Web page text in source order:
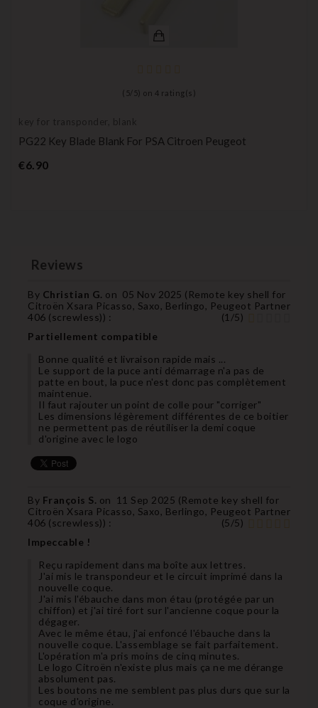
( 5/ 5) on 4 rating(s)
key for transponder, blank
PG22 Key Blade Blank For PSA Citroen Peugeot
€6.90Price
Reviews
By Christian G. on 05 Nov 2025 ( Remote key shell for
Citroën Xsara Picasso, Saxo, Berlingo, Peugeot Partner
406 (screwless)) : (1 /5)
Partiellement compatible
Bonne qualité et livraison rapide mais ...
Le support de la puce anti démarrage n'a pas de
patte en bout, la puce n'est donc pas complètement
maintenue.
Il faut rajouter un point de colle pour "corriger"
Les dimensions légèrement différentes de ce boitier
ne permettent pas de réutiliser la demi coque
d'origine avec le logo
By François S. on 11 Sep 2025 (Remote key shell for
Citroën Xsara Picasso, Saxo, Berlingo, Peugeot Partner
406 (screwless)) : (5/5)
Impeccable !
Reçu rapidement dans ma boîte aux lettres.
J'ai mis le transpondeur et le circuit imprimé dans la
nouvelle coque.
J'ai mis l'ébauche dans mon étau (protégée par un
chiffon) et j'ai tiré fort sur l'ancienne coque pour la
dégager.
Avec le même étau, j'ai enfoncé l'ébauche dans la
nouvelle coque. L'assemblage se fait parfaitement.
L'opération m'a pris moins de cinq minutes.
Le logo Citroën n'existe plus mais ça ne me dérange
absolument pas.
Les boutons ne me semblent pas plus durs que sur la
coque d'origine.